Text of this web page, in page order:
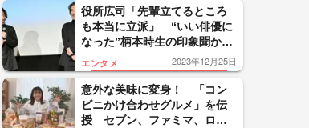
役所広司「先輩立てるところ
も本当に立派」 “いい俳優に
なった”柄本時生の印象聞か
れ…再共演は「親子役で！」
エンタメ 2023年12月25日
意外な美味に変身！ 「コン
ビニかけ合わせグルメ」を伝
授 セブン、ファミマ、ロー